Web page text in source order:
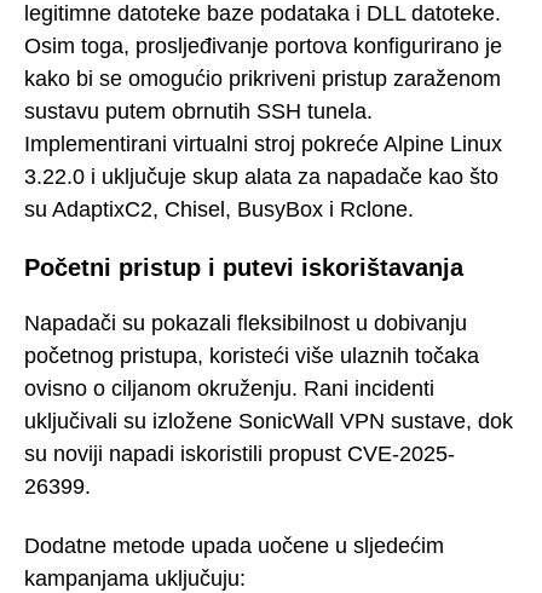
legitimne datoteke baze podataka i DLL datoteke.
Osim toga, prosljeđivanje portova konfigurirano je
kako bi se omogućio prikriveni pristup zaraženom
sustavu putem obrnutih SSH tunela.
Implementirani virtualni stroj pokreće Alpine Linux
3.22.0 i uključuje skup alata za napadače kao što
su AdaptixC2, Chisel, BusyBox i Rclone.
Početni pristup i putevi iskorištavanja
Napadači su pokazali fleksibilnost u dobivanju
početnog pristupa, koristeći više ulaznih točaka
ovisno o ciljanom okruženju. Rani incidenti
uključivali su izložene SonicWall VPN sustave, dok
su noviji napadi iskoristili propust CVE-2025-
26399.
Dodatne metode upada uočene u sljedećim
kampanjama uključuju: